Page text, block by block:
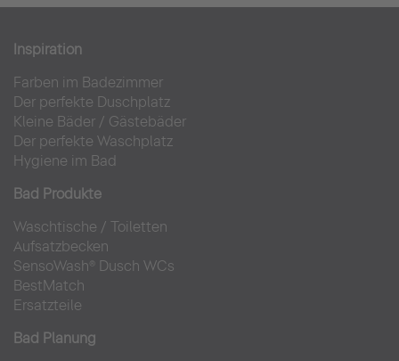
Inspiration
Farben im Badezimmer
Der perfekte Duschplatz
Kleine Bäder / Gästebäder
Der perfekte Waschplatz
Hygiene im Bad
Bad Produkte
Waschtische / Toiletten
Aufsatzbecken
SensoWash® Dusch WCs
BestMatch
Ersatzteile
Bad Planung